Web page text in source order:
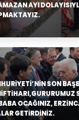
AYI
SON
OCAĞINIZ,
GETIRDINIZ.